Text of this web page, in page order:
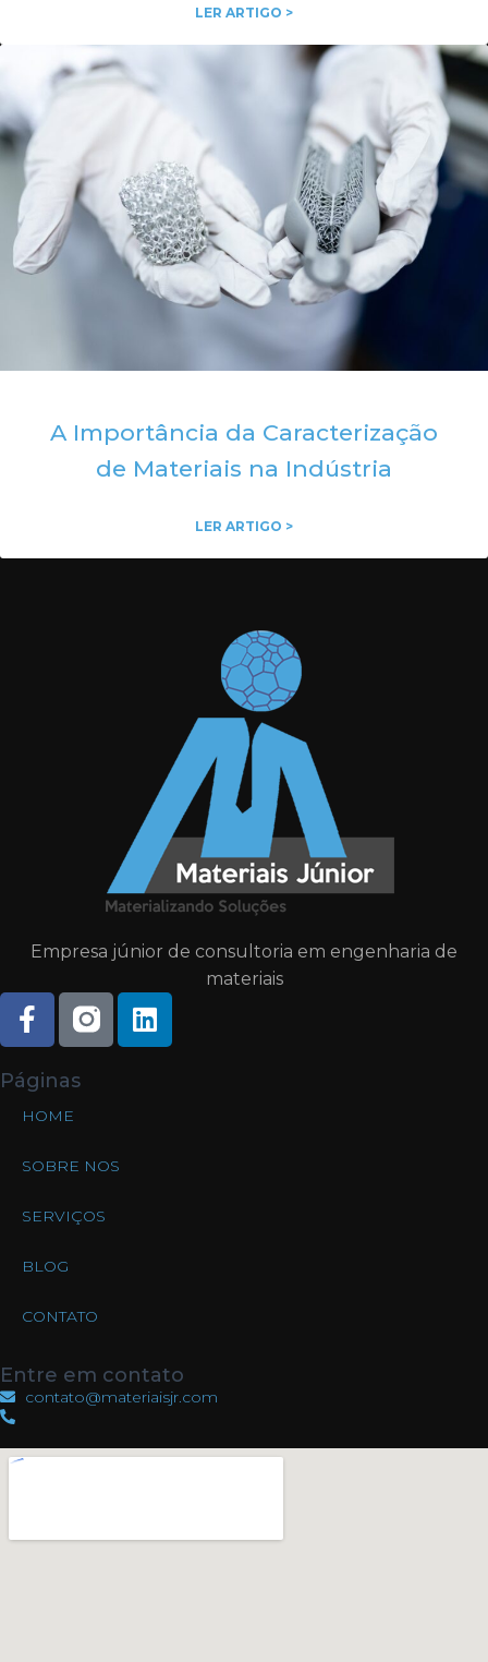
LER ARTIGO >
A Importância da Caracterização
de Materiais na Indústria
LER ARTIGO >
Empresa júnior de consultoria em engenharia de
materiais
Páginas
HOME
SOBRE NOS
SERVIÇOS
BLOG
CONTATO
Entre em contato
contato@materiaisjr.com